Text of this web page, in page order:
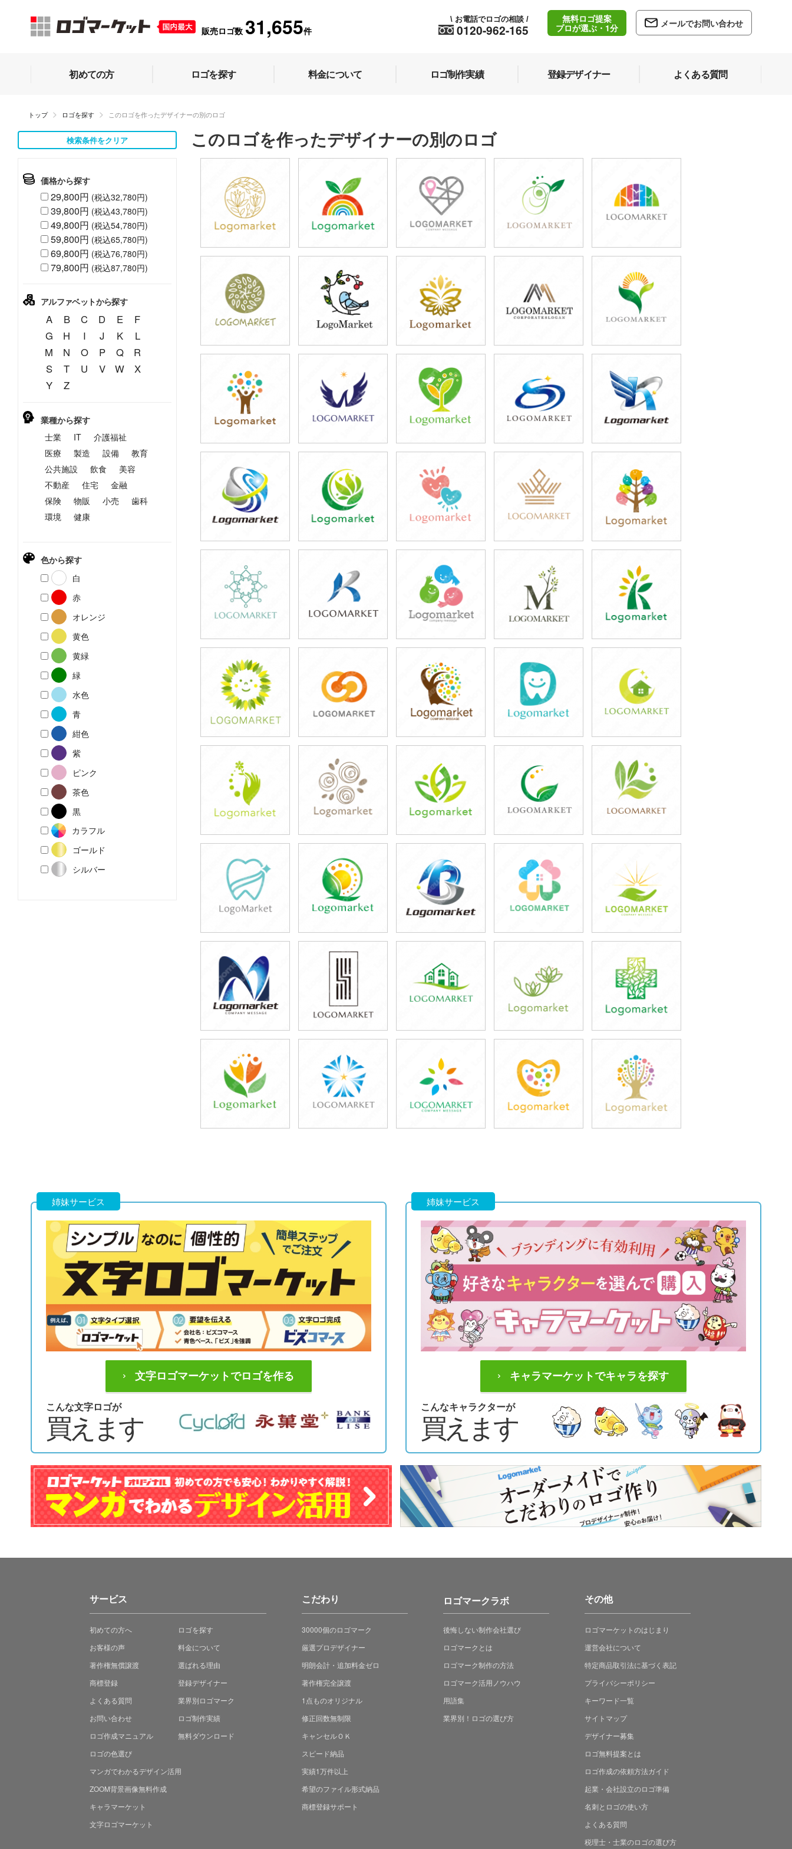
販売ロゴ数 31,655件 0120-962-165
\ お電話でロゴの相談 /
無料ロゴ提案
プロが選ぶ・1分
メールでお問い合わせ
初めての方 ロゴを探す 料金について ロゴ制作実績 登録デザイナー よくある質問
トップ ロゴを探す このロゴを作ったデザイナーの別のロゴ
検索条件をクリア
価格から探す
29,800円 (税込32,780円)
39,800円 (税込43,780円)
49,800円 (税込54,780円)
59,800円 (税込65,780円)
69,800円 (税込76,780円)
79,800円 (税込87,780円)
アルファベットから探す
A B C D E
F
G
H I J K
L
M
N O P Q
R
S
T U V W
X
Y
Z
業種から探す
士業
IT
介護福祉
医療
製造 設備
教育
公共施設
飲食
美容
不動産
住宅
金融
保険
物販 小売
歯科
環境
健康
色から探す
白
赤
オレンジ
黄色
黄緑
緑
水色
青
紺色
紫
ピンク
茶色
黒
カラフル
ゴールド
シルバー
このロゴを作ったデザイナーの別のロゴ
39,800円
(税込43,780円)
39,800円
(税込43,780円)
39,800円
(税込43,780円) (税込43,780円)
39,800円
(税込43,780円)
39,800円
(税込43,780円)
49,800円
(税込54,780円)
39,800円
(税込43,780円)
49,800円
(税込54,780円)
39,800円
(税込43,780円)
39,800円
(税込43,780円)
39,800円
(税込43,780円)
39,800円
(税込43,780円)
39,800円
(税込43,780円)
59,800円
(税込65,780円)
59,800円
(税込65,780円)
39,800円
(税込43,780円)
39,800円
(税込43,780円)
39,800円
(税込43,780円)
39,800円
(税込43,780円)
39,800円
(税込43,780円)
39,800円
(税込43,780円)
39,800円
(税込43,780円)
39,800円
(税込43,780円)
39,800円
(税込43,780円)
39,800円
(税込43,780円)
39,800円
(税込43,780円)
39,800円
(税込43,780円)
39,800円
(税込43,780円)
39,800円
(税込43,780円)
39,800円
(税込43,780円)
39,800円
(税込43,780円)
39,800円
(税込43,780円)
39,800円
(税込43,780円)
39,800円
(税込43,780円)
39,800円
(税込43,780円)
39,800円
(税込43,780円)
39,800円
(税込43,780円)
39,800円
(税込43,780円)
39,800円
(税込43,780円)
39,800円
(税込43,780円)
39,800円
(税込43,780円)
39,800円
(税込43,780円)
39,800円
(税込43,780円)
39,800円
(税込43,780円)
姉妹サービス
文字ロゴマーケットでロゴを作る
こんな文字ロゴが
買えます
姉妹サービス
キャラマーケットでキャラを探す
こんなキャラクターが
買えます
サービス
初めての方へ
ロゴを探す
お客様の声
料金について
著作権無償譲渡
選ばれる理由
商標登録
登録デザイナー
よくある質問
業界別ロゴマーク
お問い合わせ
ロゴ制作実績
ロゴ作成マニュアル
無料ダウンロード
ロゴの色選び
マンガでわかるデザイン活用
ZOOM背景画像無料作成
キャラマーケット
文字ロゴマーケット
こだわり
30000個のロゴマーク
厳選プロデザイナー
明朗会計・追加料金ゼロ
著作権完全譲渡
1点ものオリジナル
修正回数無制限
キャンセルＯＫ
スピード納品
実績1万件以上
希望のファイル形式納品
商標登録サポート
ロゴマークラボ
後悔しない制作会社選び
ロゴマークとは
ロゴマーク制作の方法
ロゴマーク活用ノウハウ
用語集
業界別！ロゴの選び方
その他
ロゴマーケットのはじまり
運営会社について
特定商品取引法に基づく表記
プライバシーポリシー
キーワード一覧
サイトマップ
デザイナー募集
ロゴ無料提案とは
ロゴ作成の依頼方法ガイド
起業・会社設立のロゴ準備
名刺とロゴの使い方
よくある質問
税理士・士業のロゴの選び方